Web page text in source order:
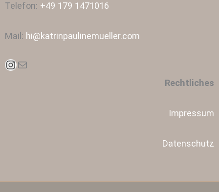
Telefon: +49 179 1471016
Mail: hi@katrinpaulinemueller.com
Instagram
E-Mail
Rechtliches
Impressum
Datenschutz